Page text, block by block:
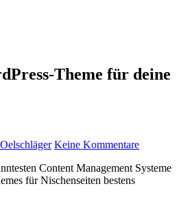
Theme für deine
Keine Kommentare
Content Management Systeme
für Nischenseiten bestens